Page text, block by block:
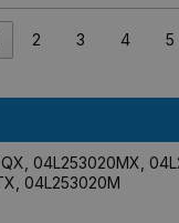
2 3 4 5
04L253020MX
04L253020M